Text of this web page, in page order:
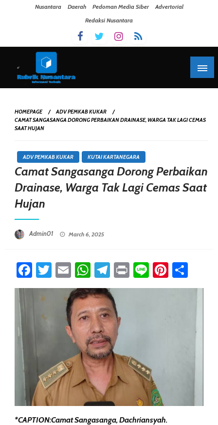
Nusantara Daerah Pedoman Media Siber
Advertorial
Redaksi Nusantara
HOMEPAGE
ADV PEMKAB KUKAR
CAMAT SANGASANGA DORONG PERBAIKAN DRAINASE, WARGA TAK LAGI CEMAS
SAAT HUJAN
ADV PEMKAB KUKAR KUTAI KARTANEGARA
Camat Sangasanga Dorong Perbaikan
Drainase, Warga Tak Lagi Cemas Saat
Hujan
Admin01 March 6, 2025
Facebook
Twitter
EmailWhatsApp
Telegram
PrintLine
*CAPTION:Camat Sangasanga, Dachriansyah.